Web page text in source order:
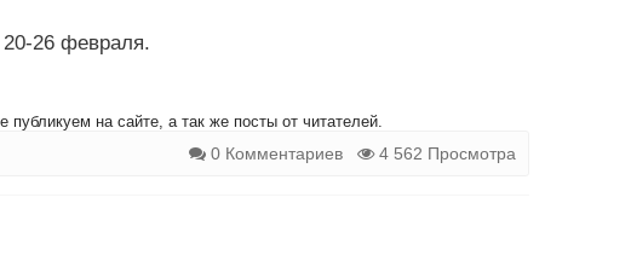
26 февраля.
публикуем на сайте, а так же посты от читателей.
0 Комментариев 4 562 Просмотра